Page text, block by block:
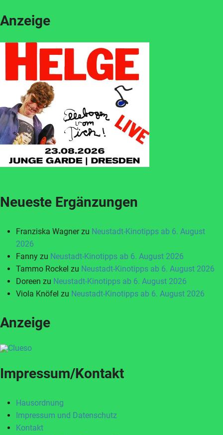
Anzeige
Neueste Ergänzungen
Franziska Wagnerzu Neustadt-Kinotipps ab 6. August
2026
Fanny zu Neustadt-Kinotipps ab 6. August 2026
Tammo Rockel zu Neustadt-Kinotipps ab 6. August 2026
Doreen zu Neustadt-Kinotipps ab 6. August 2026
Viola Knöfel zu Neustadt-Kinotipps ab 6. August 2026
Anzeige
Impressum/Kontakt
Hausordnung
Impressum und Datenschutz
Kontakt